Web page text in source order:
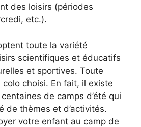
des loisirs (périodes
etc.).
toute la variété
scientifiques et éducatifs
et sportives. Toute
choisi. En fait, il existe
de camps d’été qui
de thèmes et d’activités.
votre enfant au camp de